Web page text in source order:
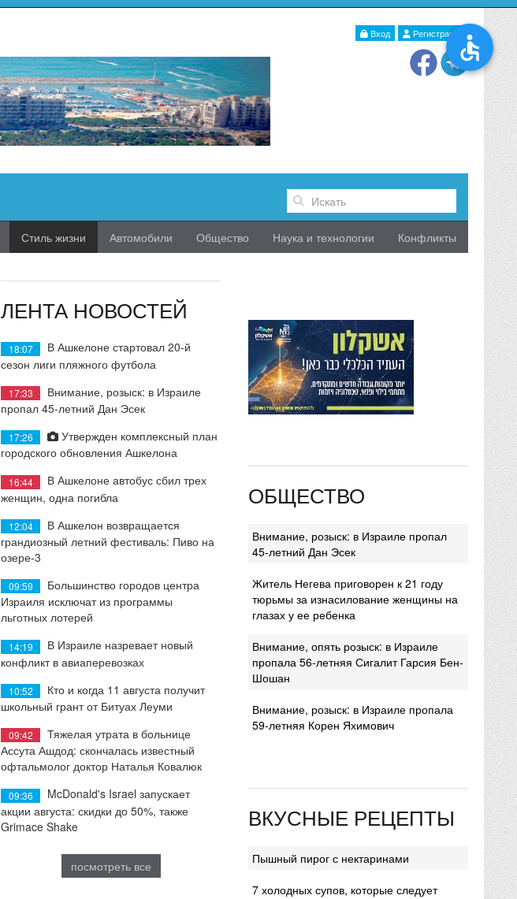
Вход Регистрация
Стиль жизни Автомобили Общество Наука и технологии Конфликты
ЛЕНТА НОВОСТЕЙ
18:07
В Ашкелоне стартовал 20-й
сезон лиги пляжного футбола
17:33
Внимание, розыск: в Израиле
пропал 45-летний Дан Эсек
17:26
Утвержден комплексный план
городского обновления Ашкелона
16:44
В Ашкелоне автобус сбил трех
женщин, одна погибла
12:04
В Ашкелон возвращается
грандиозный летний фестиваль: Пиво на
озере-3
09:59
Большинство городов центра
Израиля исключат из программы
льготных лотерей
14:19
В Израиле назревает новый
конфликт в авиаперевозках
10:52
Кто и когда 11 августа получит
школьный грант от Битуах Леуми
09:42
Тяжелая утрата в больнице
Ассута Ашдод: скончалась известный
офтальмолог доктор Наталья Ковалюк
09:36
McDonald's Israel запускает
акции августа: скидки до 50%, также
Grimace Shake
посмотреть все
ОБЩЕСТВО
Внимание, розыск: в Израиле пропал
45-летний Дан Эсек
Житель Негева приговорен к 21 году
тюрьмы за изнасилование женщины на
глазах у ее ребенка
Внимание, опять розыск: в Израиле
пропала 56-летняя Сигалит Гарсия Бен-
Шошан
Внимание, розыск: в Израиле пропала
59-летняя Корен Яхимович
ВКУСНЫЕ РЕЦЕПТЫ
Пышный пирог с нектаринами
7 холодных супов, которые следует